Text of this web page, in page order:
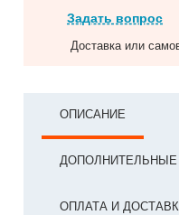
Задать вопрос
Доставка или
ОПИСАНИЕ
ДОПОЛНИТЕЛЬНЫЕ
ОПЛАТА И